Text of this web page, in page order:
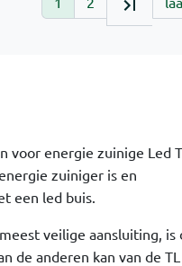
voor energie zuinige Led
zuiniger is en
een led buis.
veilige aansluiting, is
de anderen kan van de TL